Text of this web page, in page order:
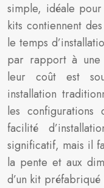
simple, idéale
kits contiennent
le temps
par rapport à une
leur coût est
installation
les
facilité
significatif, mais il
la pente et aux
d’un kit